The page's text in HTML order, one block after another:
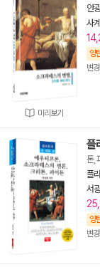
미리보기
안
사
양
변경
플
톤,
플
서
양
변경